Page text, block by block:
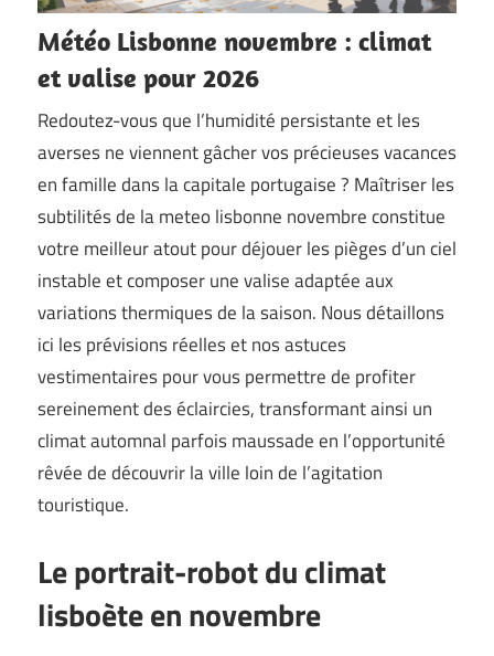
Météo Lisbonne novembre : climat
et valise pour 2026
Redoutez-vous que l’humidité persistante et les
averses ne viennent gâcher vos précieuses vacances
en famille dans la capitale portugaise ? Maîtriser les
subtilités de la meteo lisbonne novembre constitue
votre meilleur atout pour déjouer les pièges d’un ciel
instable et composer une valise adaptée aux
variations thermiques de la saison. Nous détaillons
ici les prévisions réelles et nos astuces
vestimentaires pour vous permettre de profiter
sereinement des éclaircies, transformant ainsi un
climat automnal parfois maussade en l’opportunité
rêvée de découvrir la ville loin de l’agitation
touristique.
Le portrait-robot du climat
lisboète en novembre